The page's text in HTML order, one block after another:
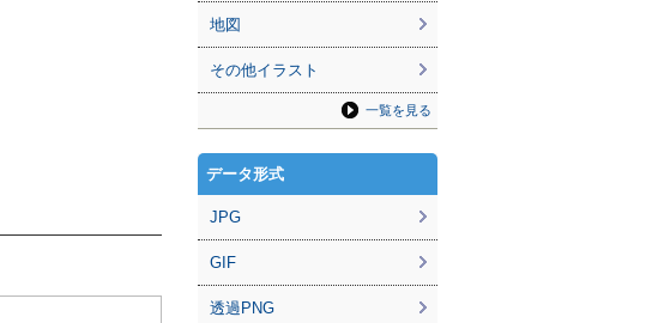
地図
その他イラスト
一覧を見る
データ形式
JPG
GIF
透過PNG